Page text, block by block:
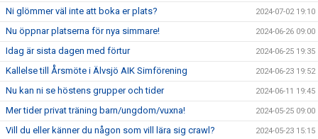
Ni glömmer väl inte att boka er plats? 2024-07-02 19:10
Nu öppnar platserna för nya simmare! 2024-06-26 09:00
Idag är sista dagen med förtur 2024-06-25 19:35
Kallelse till Årsmöte i Älvsjö AIK Simförening 2024-06-23 19:52
Nu kan ni se höstens grupper och tider 2024-06-11 19:45
Mer tider privat träning barn/ungdom/vuxna! 2024-05-25 09:00
Vill du eller känner du någon som vill lära sig crawl? 2024-05-23 15:15